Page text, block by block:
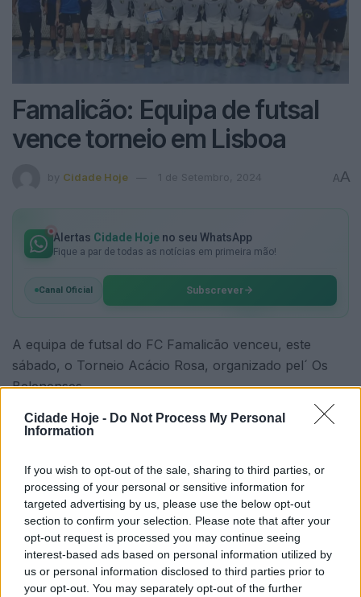
Cidade Hoje - Do Not Process My Personal
Information
If you wish to opt-out of the sale, sharing to third parties, or
processing of your personal or sensitive information for
targeted advertising by us, please use the below opt-out
section to confirm your selection. Please note that after your
opt-out request is processed you may continue seeing
interest-based ads based on personal information utilized by
us or personal information disclosed to third parties prior to
your opt-out. You may separately opt-out of the further
Famalicão: Equipa de futsal
vence torneio em Lisboa
by Cidade Hoje 1 de Setembro, 2024 AA
Alertas Cidade Hoje no seu WhatsApp
Fique a par de todas as notícias em primeira mão!
Canal Oficial Subscrever
A equipa de futsal do FC Famalicão venceu, este
sábado, o Torneio Acácio Rosa, organizado pel´ Os
Belenenses.
O conjunto famalicense venceu, na primeira partida, a
Escola D. João Futsal, por 1-0, e no segundo
Amadora.